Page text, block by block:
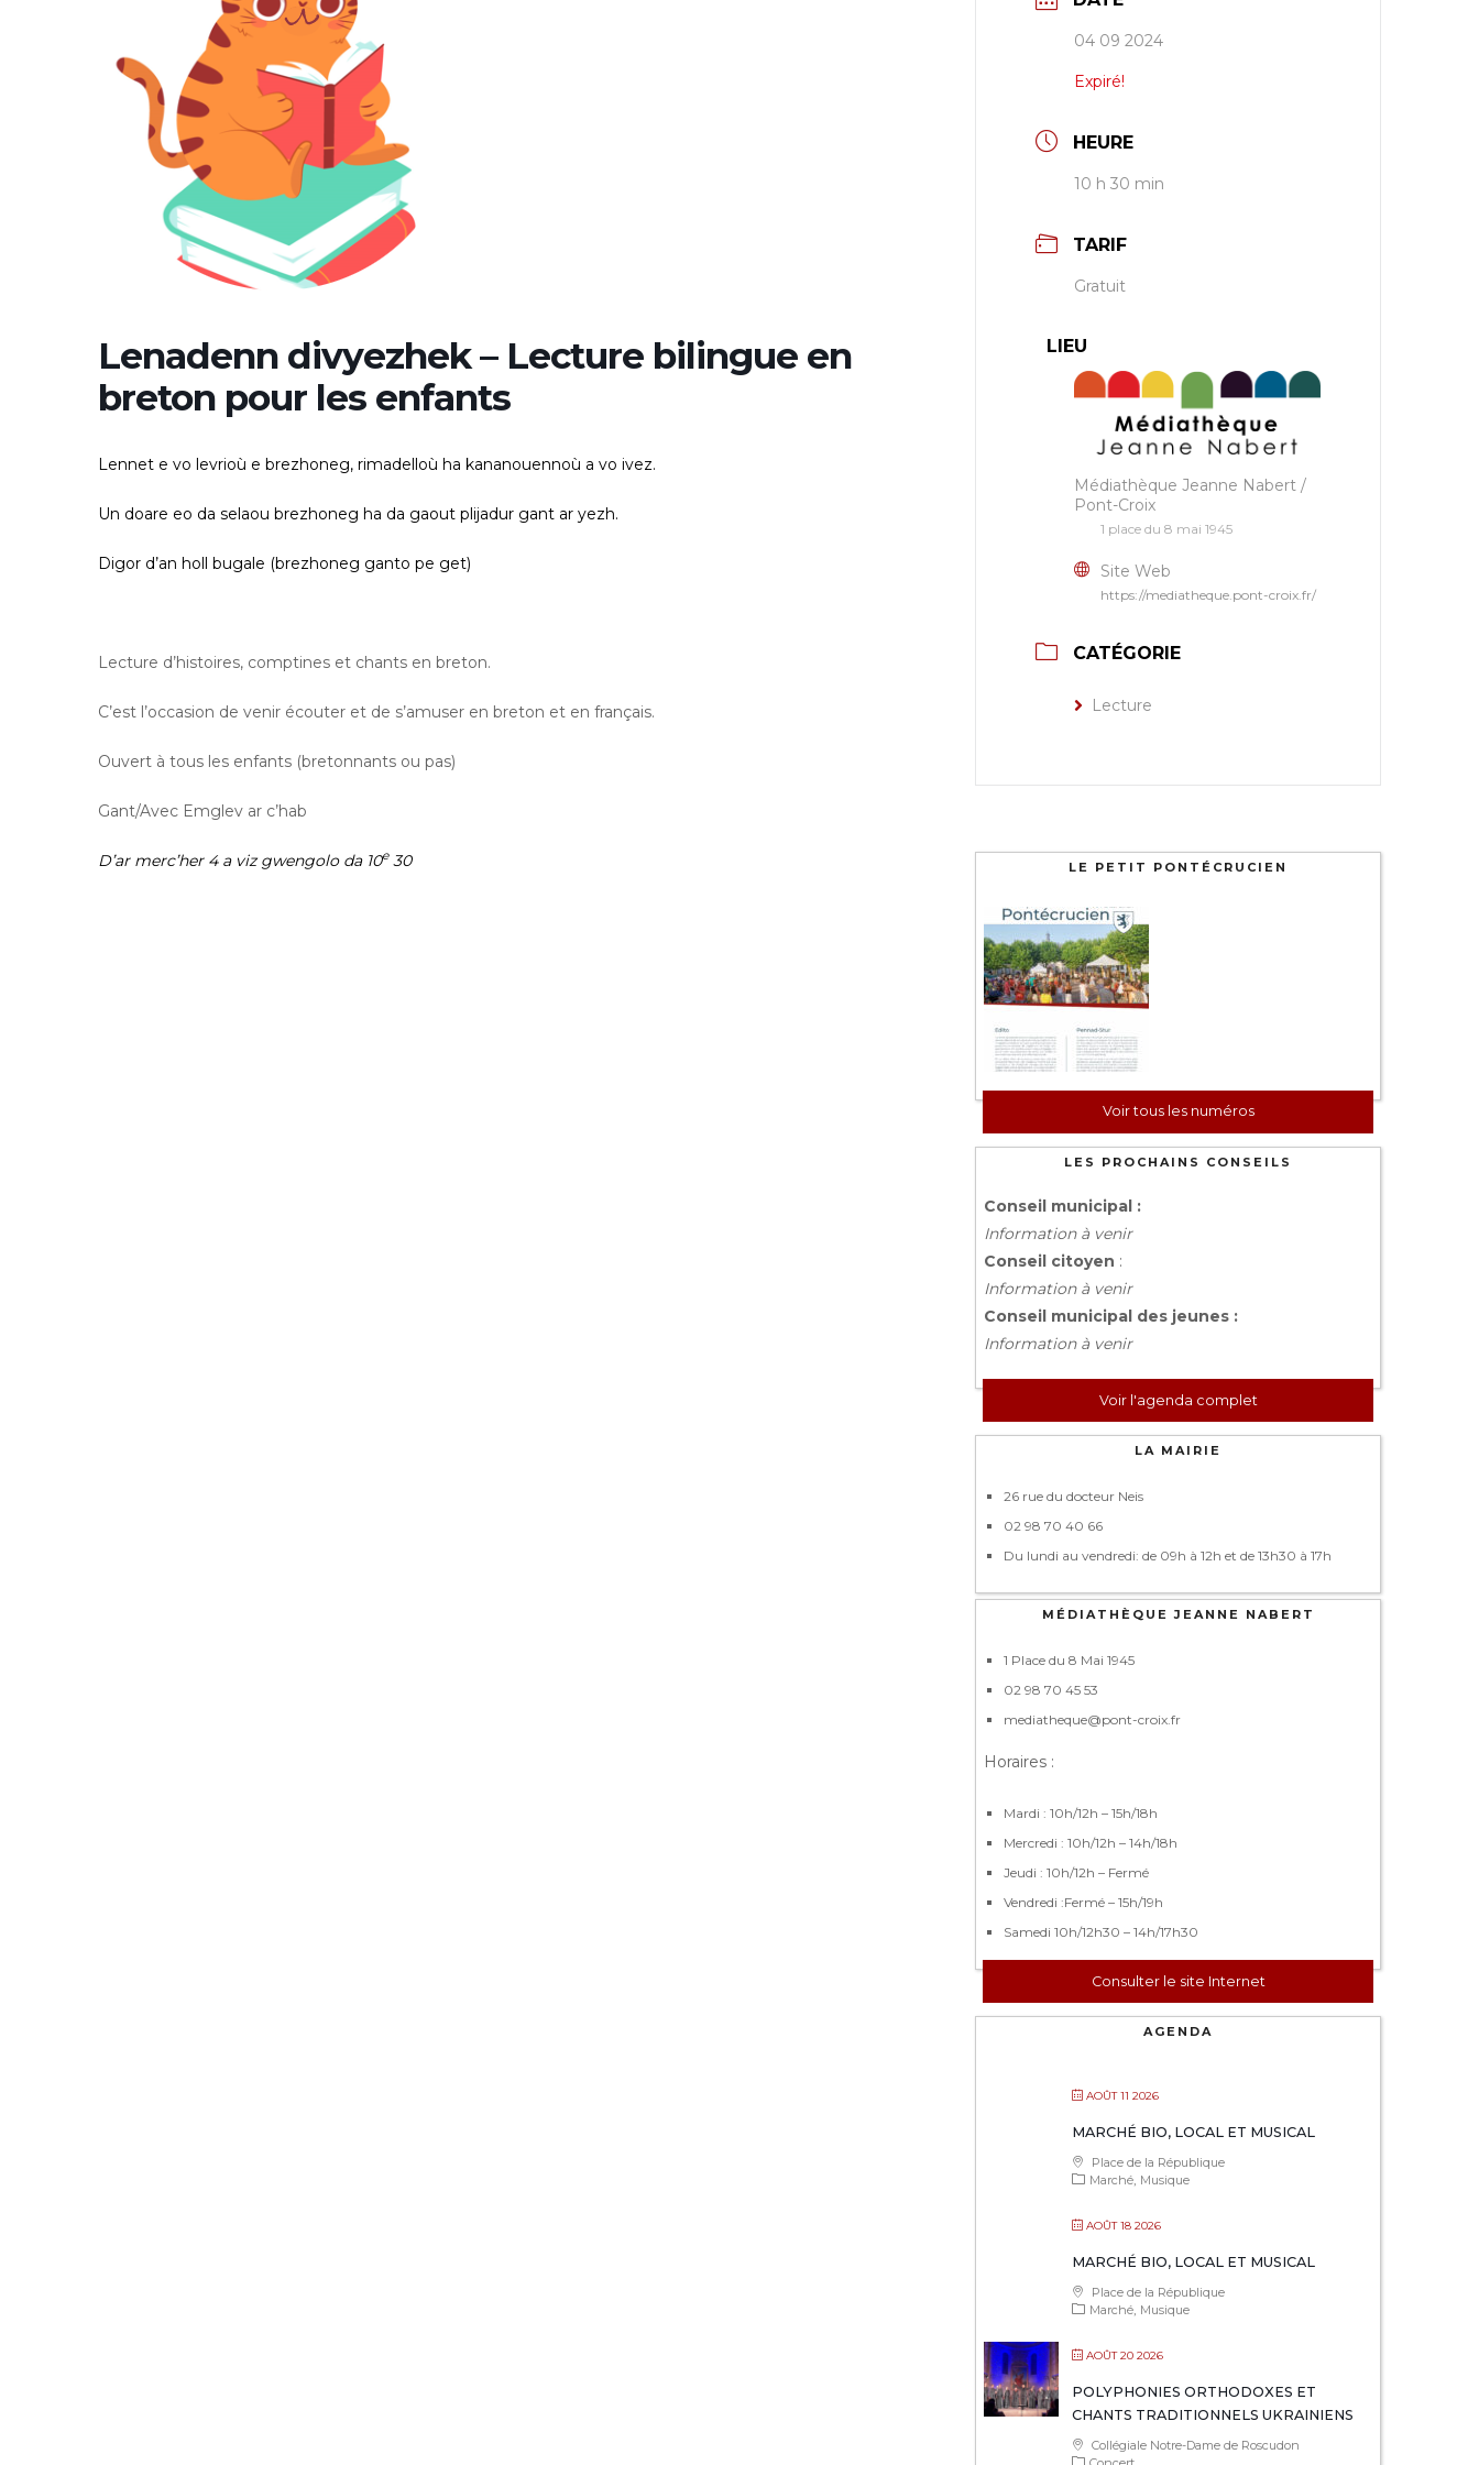
Lenadenn divyezhek – Lecture bilingue en
breton pour les enfants
Lennet e vo levrioù e brezhoneg, rimadelloù ha kananouennoù a vo ivez.
Un doare eo da selaou brezhoneg ha da gaout plijadur gant ar yezh.
Digor d’an holl bugale (brezhoneg ganto pe get)
Lecture d’histoires, comptines et chants en breton.
C’est l’occasion de venir écouter et de s’amuser en breton et en français.
Ouvert à tous les enfants (bretonnants ou pas)
Gant/Avec Emglev ar c’hab
D’ar merc’her 4 a vizgwengoloda 10e30
04 09 2024
Expiré!
HEURE
10 h 30 min
TARIF
Gratuit
LIEU
Médiathèque Jeanne Nabert /
Pont-Croix
1 place du 8 mai 1945
Site Web
https://mediatheque.pont-croix.fr/
CATÉGORIE
Lecture
LE PETIT PONTÉCRUCIEN
Voir tous les numéros
LES PROCHAINS CONSEILS
Conseil municipal :
Information à venir
Conseil citoyen :
Information à venir
Conseil municipal des jeunes :
Information à venir
Voir l'agenda complet
LA MAIRIE
26 rue du docteur Neis
02 98 70 40 66
Du lundi au vendredi: de 09h à 12h et de 13h30 à 17h
MÉDIATHÈQUE JEANNE NABERT
1 Place du 8 Mai 1945
02 98 70 45 53
mediatheque@pont-croix.fr
Horaires :
Mardi : 10h/12h – 15h/18h
Mercredi : 10h/12h – 14h/18h
Jeudi : 10h/12h – Fermé
Vendredi :Fermé – 15h/19h
Samedi 10h/12h30 – 14h/17h30
Consulter le site Internet
AGENDA
AOÛT 11 2026
MARCHÉ BIO, LOCAL ET MUSICAL
Place de la République
Marché Musique
AOÛT 18 2026
MARCHÉ BIO, LOCAL ET MUSICAL
Place de la République
Marché Musique
AOÛT 20 2026
POLYPHONIES ORTHODOXES ET
CHANTS TRADITIONNELS UKRAINIENS
Collégiale Notre-Dame de Roscudon